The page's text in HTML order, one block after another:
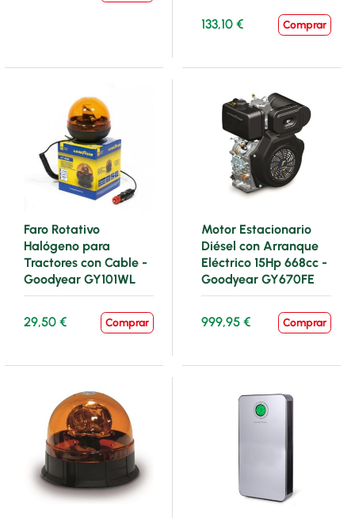
133,10 € Comprar
Faro Rotativo
Halógeno para
Tractores con Cable -
Goodyear GY101WL
29,50 € Comprar
Motor Estacionario
Diésel con Arranque
Eléctrico 15Hp 668cc -
Goodyear GY670FE
999,95 € Comprar